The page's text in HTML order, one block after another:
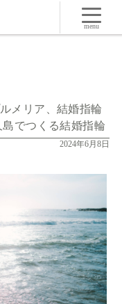
ラストスパートです！ #屋久島でつ
リング（結婚・婚約指輪）制作 |
メリア、結婚指輪
でつくる結婚指輪
2024年6月8日
menu